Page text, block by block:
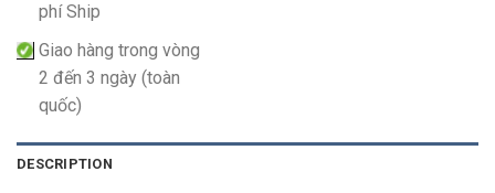
phí Ship
Giao hàng trong vòng
2 đến 3 ngày (toàn
quốc)
DESCRIPTION